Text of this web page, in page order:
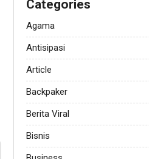
Categories
Agama
Antisipasi
Article
Backpaker
Berita Viral
Bisnis